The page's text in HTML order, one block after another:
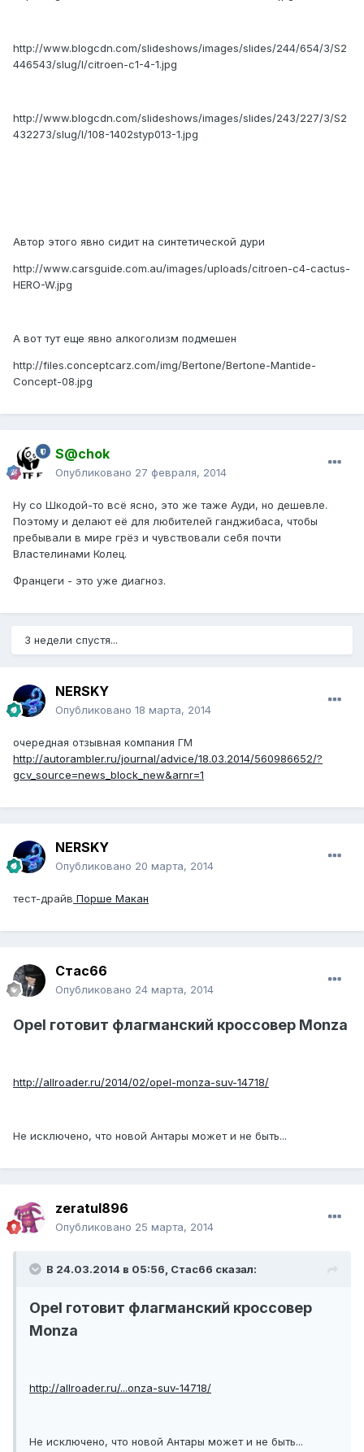
http://www.blogcdn.com/slideshows/images/slides/244/654/3/S2
446543/slug/l/citroen-c1-4-1.jpg
http://www.blogcdn.com/slideshows/images/slides/243/227/3/S2
432273/slug/l/108-1402styp013-1.jpg
Автор этого явно сидит на синтетической дури
http://www.carsguide.com.au/images/uploads/citroen-c4-cactus-
HERO-W.jpg
А вот тут еще явно алкоголизм подмешен
http://files.conceptcarz.com/img/Bertone/Bertone-Mantide-
Concept-08.jpg
S@chok
Опубликовано 27 февраля, 2014
Ну со Шкодой-то всё ясно, это же таже Ауди, но дешевле.
Поэтому и делают её для любителей ганджибаса, чтобы
пребывали в мире грёз и чувствовали себя почти
Властелинами Колец.
Францеги - это уже диагноз.
3 недели спустя...
NERSKY
Опубликовано 18 марта, 2014
очередная отзывная компания ГМ
http://autorambler.ru/journal/advice/18.03.2014/560986652/?
gcv_source=news_block_new&arnr=1
NERSKY
Опубликовано 20 марта, 2014
тест-драйв Порше Макан
Стас66
Опубликовано 24 марта, 2014
Opel готовит флагманский кроссовер Monza
http://allroader.ru/2014/02/opel-monza-suv-14718/
Не исключено, что новой Антары может и не быть...
zeratul896
Опубликовано 25 марта, 2014
В 24.03.2014 в 05:56, Стас66 сказал:
Opel готовит флагманский кроссовер
Monza
http://allroader.ru/...onza-suv-14718/
Не исключено, что новой Антары может и не быть...